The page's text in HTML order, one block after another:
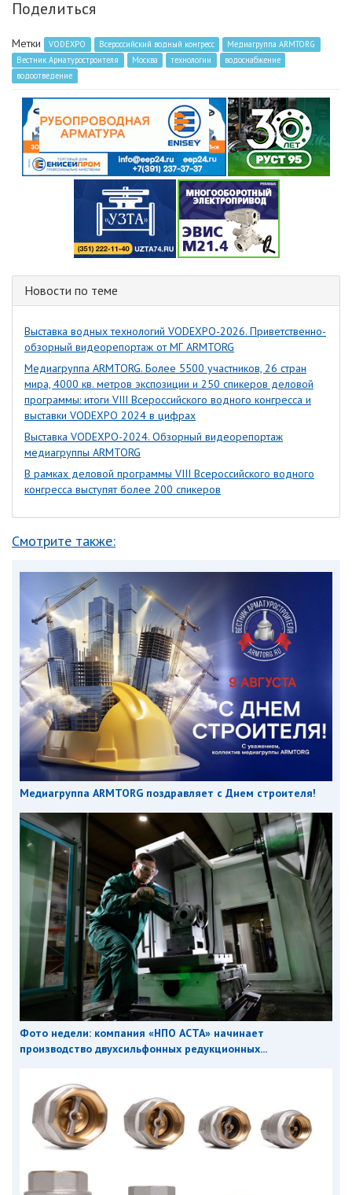
Поделиться
Метки VODEXPO Всероссийский водный конгресс
Медиагруппа ARMTORG
Вестник Арматуростроителя
Москва технологии
водоснабжение
водоотведение
Новости по теме
Выставка водных технологий VODEXPO-2026. Приветственно-
обзорный видеорепортаж от МГ ARMTORG
Медиагруппа ARMTORG. Более 5500 участников, 26 стран
мира, 4000 кв. метров экспозиции и 250 спикеров деловой
программы: итоги VIII Всероссийского водного конгресса и
выставки VODEXPO 2024 в цифрах
Выставка VODEXPO-2024. Обзорный видеорепортаж
медиагруппы ARMTORG
В рамках деловой программы VIII Всероссийского водного
конгресса выступят более 200 спикеров
Смотрите также:
Медиагруппа ARMTORG поздравляет с Днем строителя!
Фото недели: компания «НПО АСТА» начинает
производство двухсильфонных редукционных...